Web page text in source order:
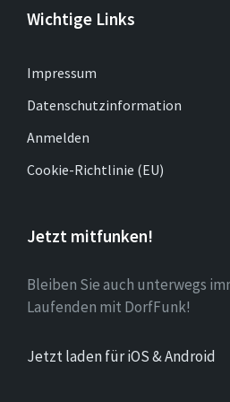
Wichtige Links
Impressum
Datenschutzinformation
Anmelden
Cookie-Richtlinie (EU)
Jetzt mitfunken!
Bleiben Sie auch unterwegs
Laufenden mit DorfFunk!
Jetzt laden für iOS & Android